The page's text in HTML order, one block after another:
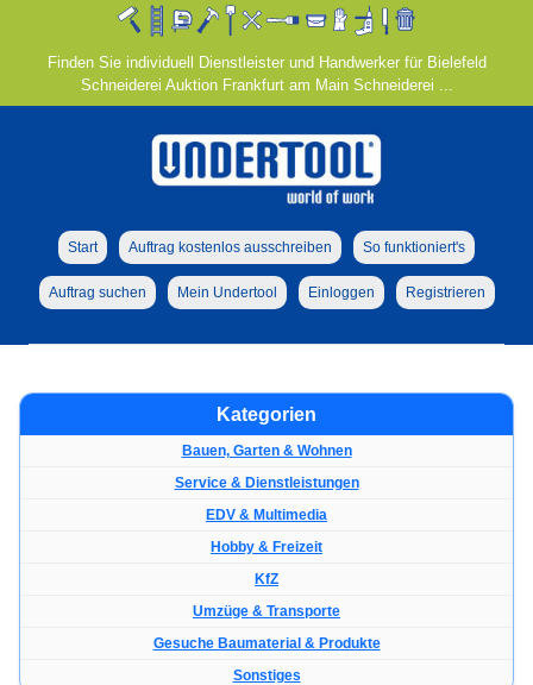
Finden Sie individuell Dienstleister und Handwerker für Bielefeld
Schneiderei Auktion Frankfurt am Main Schneiderei ...
Start Auftrag kostenlos ausschreiben So funktioniert's
Auftrag suchen Mein Undertool Einloggen Registrieren
Kategorien
Bauen, Garten & Wohnen
Service & Dienstleistungen
EDV & Multimedia
Hobby & Freizeit
KfZ
Umzüge & Transporte
Gesuche Baumaterial & Produkte
Sonstiges